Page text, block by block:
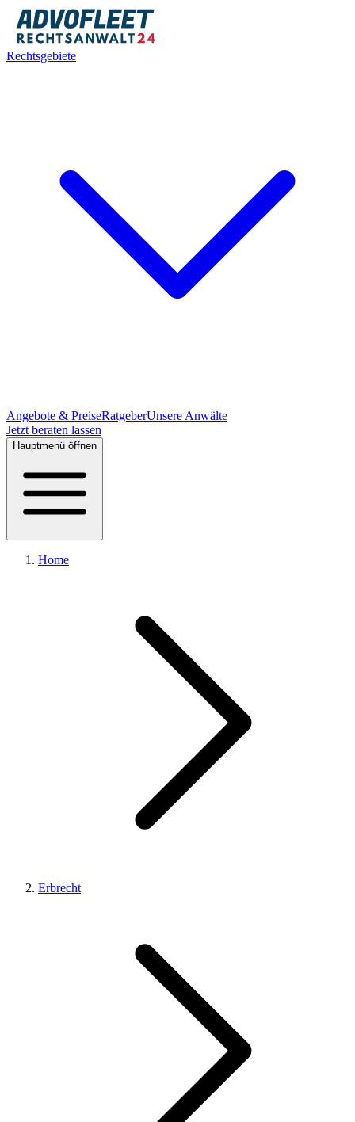
Rechtsgebiete
Angebote & PreiseRatgeberUnsere Anwälte
Jetzt beraten lassen
Hauptmenü öffnen
Home
Erbrecht